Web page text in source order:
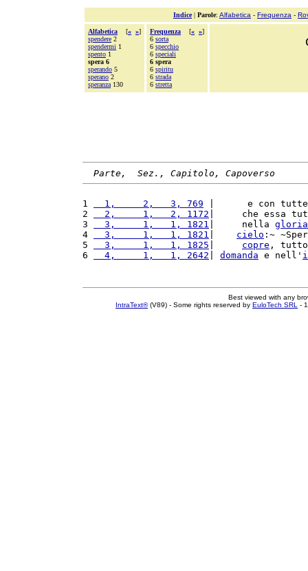
Indice| Parole: Alfabetica - Frequenza -
Alfabetica [« »]
spendere 2
spendermi 1
spento 1
spera 6
sperando 5
sperano 2
speranza 130
Frequenza [« »]
6 sorta
6 specchio
6 speciali
6 spera
6 spiritu
6 strada
6 stretta
Parte,  Sez., Capitolo, Capoverso
1
  1,     2,   3, 769
|      e con
2
  2,     1,   2, 1172
|     che essa
3
  3,     1,   1, 1821
|     nella gloria
4
  3,     1,   1, 1821
cielo :~
5
  3,     1,   1, 1825
copre ,
6
  4,     1,   1, 2642
domanda e nell'
Best viewed with any
IntraText®(V89) - Some rights reserved by EuloTech SRL -